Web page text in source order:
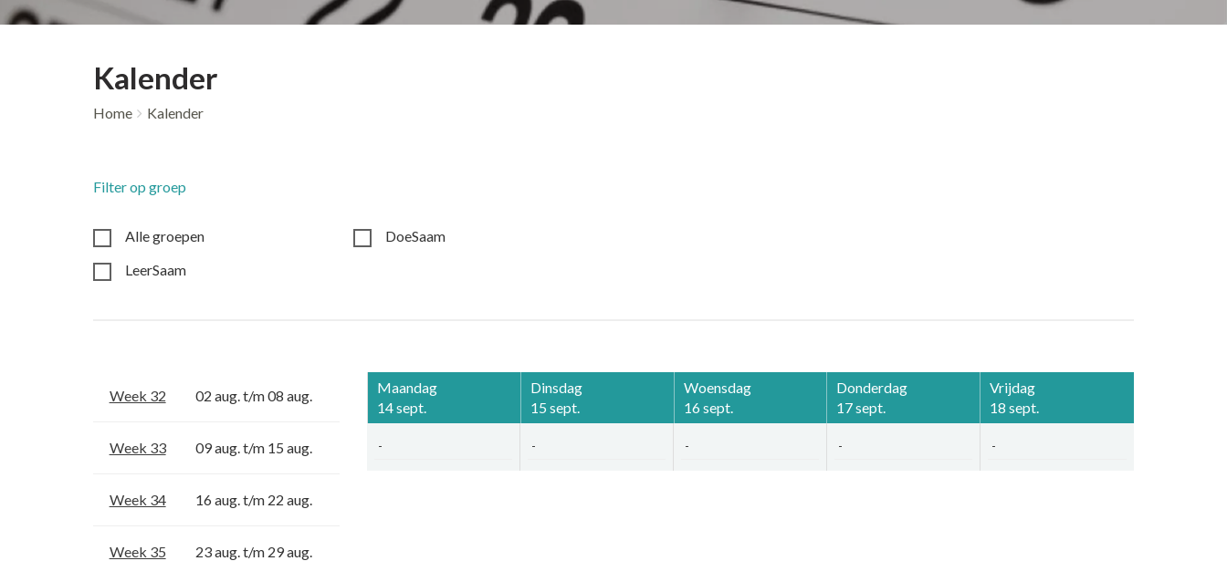
Kalender
Home Kalender
Filter op groep
Alle groepen
LeerSaam
DoeSaam
Week 32 02 aug. t/m 08 aug.
Week 33 09 aug. t/m 15 aug.
Week 34 16 aug. t/m 22 aug.
Week 35 23 aug. t/m 29 aug.
Maandag
14 sept.
Dinsdag
15 sept.
Woensdag
16 sept.
Donderdag
17 sept.
Vrijdag
18 sept.
- - - - -